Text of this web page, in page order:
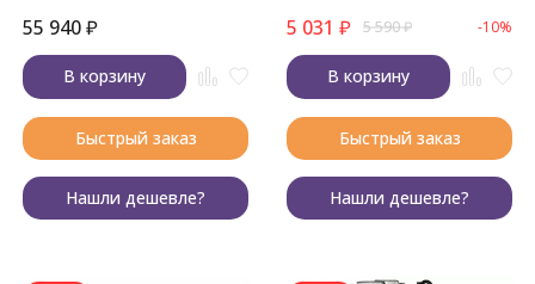
55 940₽
В корзину
Быстрый заказ
Нашли дешевле?
5 031 ₽ 5 590₽ -10%
В корзину
Быстрый заказ
Нашли дешевле?